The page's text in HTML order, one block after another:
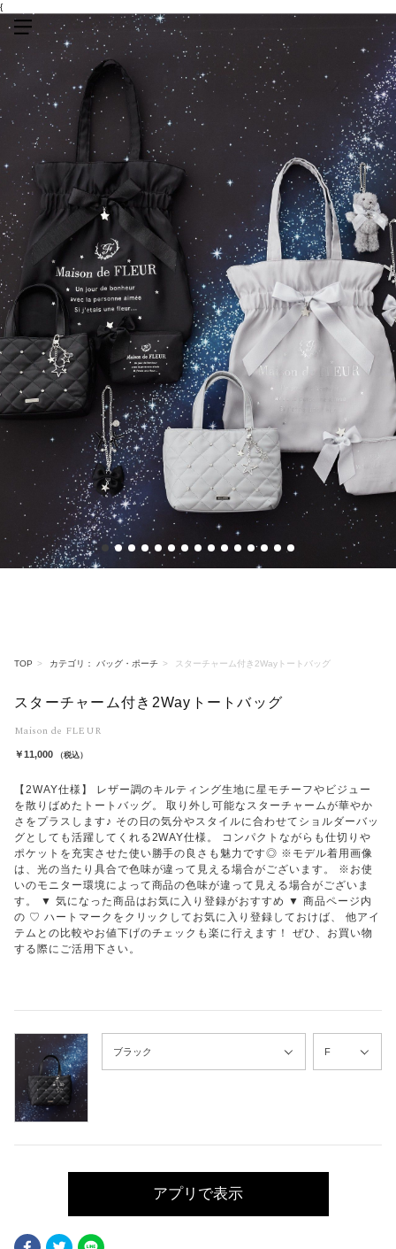
{
TOP カテゴリ： バッグ・ポーチ スターチャーム付き2Wayトートバッグ
スターチャーム付き2Wayトートバッグ
Maison de FLEUR
￥11,000 （税込）
【2WAY仕様】 レザー調のキルティング生地に星モチーフやビジュー
を散りばめたトートバッグ。 取り外し可能なスターチャームが華やか
さをプラスします♪ その日の気分やスタイルに合わせてショルダーバッ
グとしても活躍してくれる2WAY仕様。 コンパクトながらも仕切りや
ポケットを充実させた使い勝手の良さも魅力です◎ ※モデル着用画像
は、光の当たり具合で色味が違って見える場合がございます。 ※お使
いのモニター環境によって商品の色味が違って見える場合がございま
す。 ▼ 気になった商品はお気に入り登録がおすすめ ▼ 商品ページ内
の ♡ ハートマークをクリックしてお気に入り登録しておけば、 他アイ
テムとの比較やお値下げのチェックも楽に行えます！ ぜひ、お買い物
する際にご活用下さい。
アプリで表示
FacebookTwitter
1 2 3 4 5 6 7 8 9 10 11 12 13 14